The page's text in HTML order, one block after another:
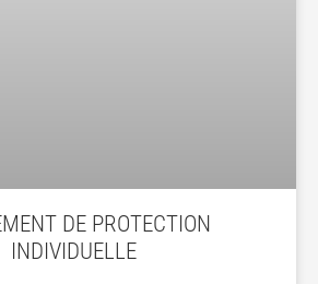
DE PROTECTION
INDIVIDUELLE